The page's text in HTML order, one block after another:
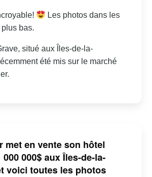
Les photos dans les
bas.
situé aux Îles-de-la-
été mis sur le marché
met en vente son hôtel
000$ aux Îles-de-la-
voici toutes les photos